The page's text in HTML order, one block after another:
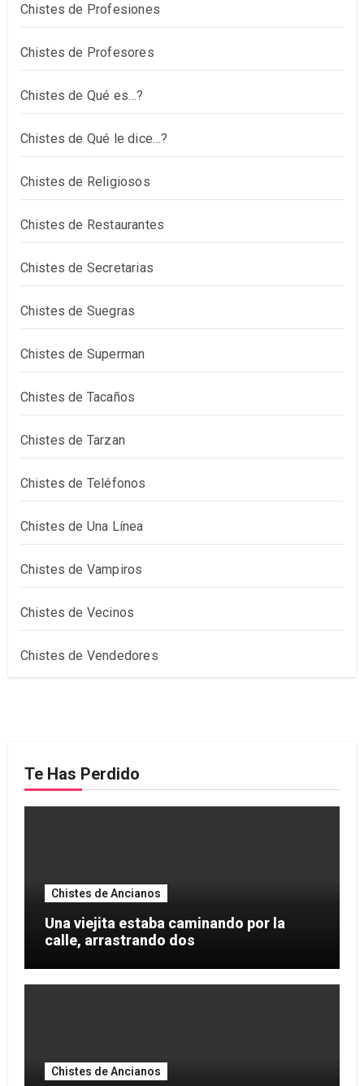
Chistes de Profesiones
Chistes de Profesores
Chistes de Qué es…?
Chistes de Qué le dice…?
Chistes de Religiosos
Chistes de Restaurantes
Chistes de Secretarias
Chistes de Suegras
Chistes de Superman
Chistes de Tacaños
Chistes de Tarzan
Chistes de Teléfonos
Chistes de Una Línea
Chistes de Vampiros
Chistes de Vecinos
Chistes de Vendedores
Te Has Perdido
Chistes de Ancianos
Una viejita estaba caminando por la
calle, arrastrando dos
Chistes de Ancianos